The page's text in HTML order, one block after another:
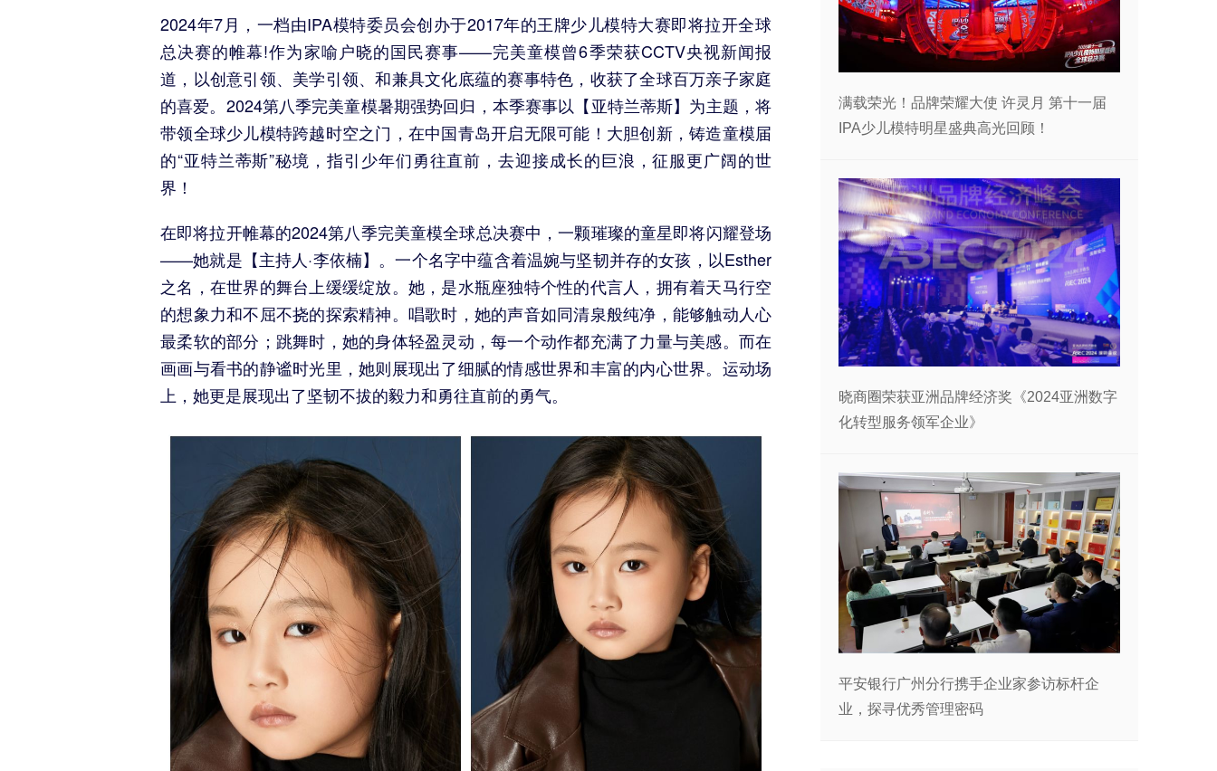
2024年7月，一档由IPA模特委员会创办于2017年的王牌少儿模特大赛即将拉开全球
总决赛的帷幕!作为家喻户晓的国民赛事——完美童模曾6季荣获CCTV央视新闻报
道，以创意引领、美学引领、和兼具文化底蕴的赛事特色，收获了全球百万亲子家庭
的喜爱。2024第八季完美童模暑期强势回归，本季赛事以【亚特兰蒂斯】为主题，将
带领全球少儿模特跨越时空之门，在中国青岛开启无限可能！大胆创新，铸造童模届
的“亚特兰蒂斯”秘境，指引少年们勇往直前，去迎接成长的巨浪，征服更广阔的世
界！
在即将拉开帷幕的2024第八季完美童模全球总决赛中，一颗璀璨的童星即将闪耀登场
——她就是【主持人·李依楠】。一个名字中蕴含着温婉与坚韧并存的女孩，以Esther
之名，在世界的舞台上缓缓绽放。她，是水瓶座独特个性的代言人，拥有着天马行空
的想象力和不屈不挠的探索精神。唱歌时，她的声音如同清泉般纯净，能够触动人心
最柔软的部分；跳舞时，她的身体轻盈灵动，每一个动作都充满了力量与美感。而在
画画与看书的静谧时光里，她则展现出了细腻的情感世界和丰富的内心世界。运动场
上，她更是展现出了坚韧不拔的毅力和勇往直前的勇气。
满载荣光！品牌荣耀大使 许灵月 第十一届
IPA少儿模特明星盛典高光回顾！
晓商圈荣获亚洲品牌经济奖《2024亚洲数字
化转型服务领军企业》
平安银行广州分行携手企业家参访标杆企
业，探寻优秀管理密码